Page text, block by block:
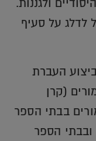
ולגננות.
לדלג על סעיף
העברת
(קרן
בבתי הספר
ובבתי הספר